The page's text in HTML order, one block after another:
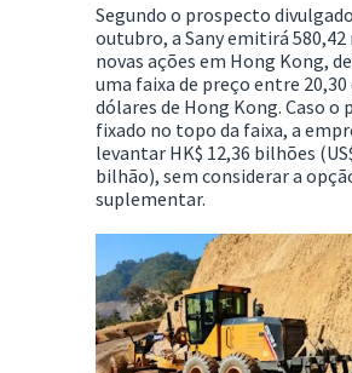
Segundo o prospecto
outubro, a Sany emitirá 580,42
novas ações em Hong Kong,
uma faixa de preço entre 20,30
dólares de Hong Kong. Caso o
fixado no topo da faixa, a
levantar HK$ 12,36 bilhões
bilhão), sem considerar a
suplementar.